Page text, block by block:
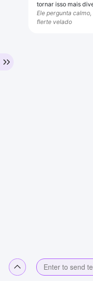
tornar isso mais
Ele pergunta
flerte velado